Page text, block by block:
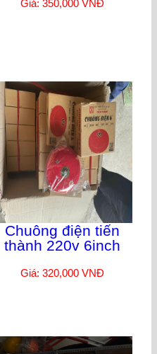
Giá: 350,000 VNĐ
Chuông điện tiến
thành 220v 6inch
Giá: 320,000 VNĐ